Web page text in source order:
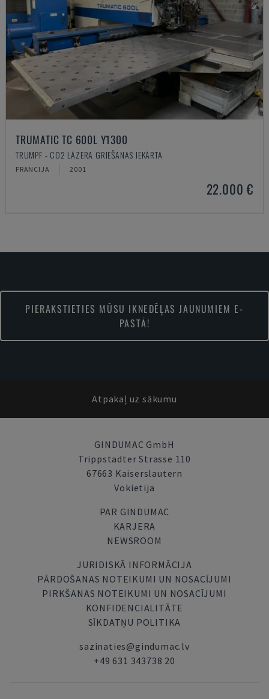
TRUMATIC TC 600L Y1300
TRUMPF - CO2 LĀZERA GRIEŠANAS IEKĀRTA
FRANCIJA 2001
22.000 €
PIERAKSTIETIES MŪSU IKNEDĒĻAS JAUNUMIEM E-
PASTĀ!
Atpakaļ uz sākumu
GINDUMAC GmbH
Trippstadter Strasse 110
67663 Kaiserslautern
Vokietija
PAR GINDUMAC
KARJERA
NEWSROOM
JURIDISKĀ INFORMĀCIJA
PĀRDOŠANAS NOTEIKUMI UN NOSACĪJUMI
PIRKŠANAS NOTEIKUMI UN NOSACĪJUMI
KONFIDENCIALITĀTE
SĪKDATŅU POLITIKA
sazinaties@gindumac.lv
+49 631 343738 20